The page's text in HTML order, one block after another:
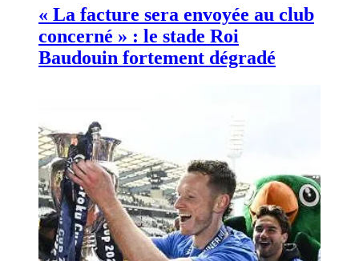
« La facture sera envoyée au club
concerné » : le stade Roi
Baudouin fortement dégradé